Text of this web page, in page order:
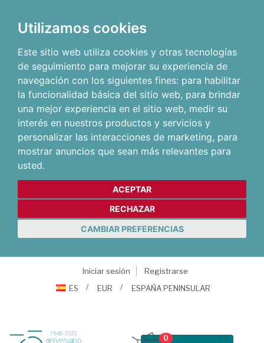
Utilizamos cookies
Este sitio web utiliza cookies y otras tecnologías
de seguimiento para mejorar su experiencia de
navegación con los siguientes fines: para habilitar
la funcionalidad básica del sitio web, para brindar
una mejor experiencia en el sitio web, medir su
interés en nuestros productos y servicios y
personalizar las interacciones de marketing, para
mostrar anuncios que sean más relevantes para
usted.
ACEPTAR
RECHAZAR
CAMBIAR PREFERENCIAS
Iniciar sesión
Registrarse
ES
EUR ESPAÑA PENINSULAR
0